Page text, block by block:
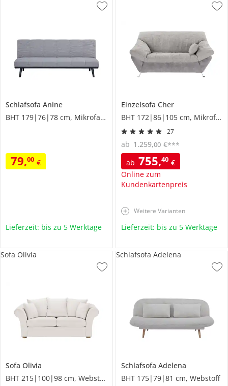
Schlafsofa Anine
BHT 179|76|78 cm, Mikrofaser
79,00 €
Lieferzeit: bis zu 5 Werktage
Einzelsofa Cher
BHT 172|86|105 cm, Mikrofaser
27
ab 755,40 €
Online zum
Kundenkartenpreis
ab 1.259,00 €***
Weitere Varianten
Lieferzeit: bis zu 5 Werktage
Sofa Olivia
BHT 215|100|98 cm, Webstoff
Sofa Olivia
Schlafsofa Adelena
BHT 175|79|81 cm, Webstoff
Schlafsofa Adelena